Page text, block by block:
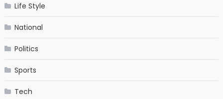
Life Style
National
Politics
Sports
Tech